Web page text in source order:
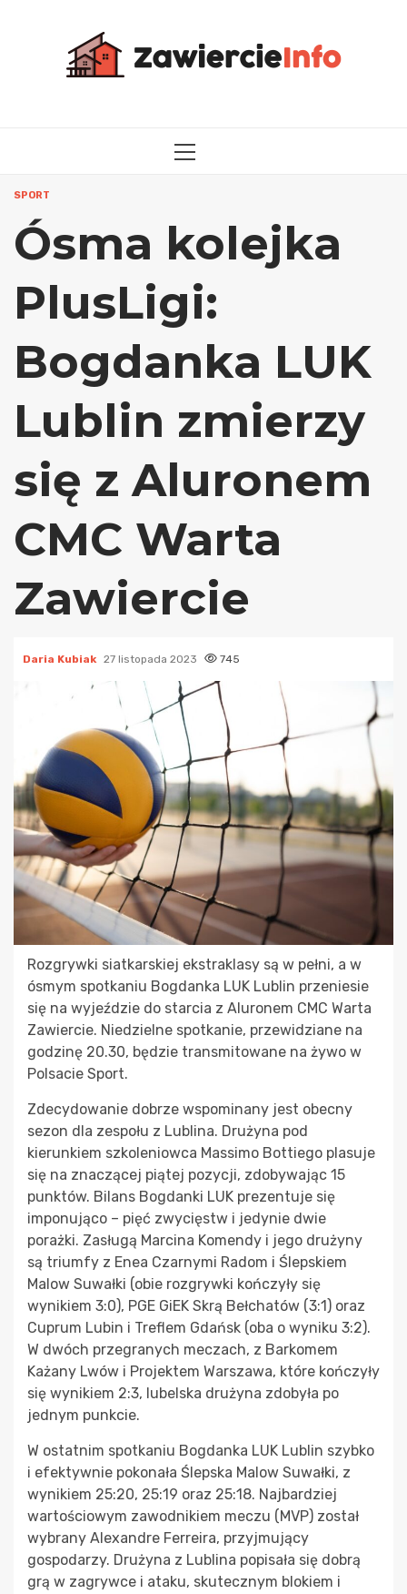
MENU
SPORT
Ósma kolejka
PlusLigi:
Bogdanka LUK
Lublin zmierzy
się z Aluronem
CMC Warta
Zawiercie
Daria Kubiak 27 listopada 2023 745
Rozgrywki siatkarskiej ekstraklasy są w pełni, a w
ósmym spotkaniu Bogdanka LUK Lublin przeniesie
się na wyjeździe do starcia z Aluronem CMC Warta
Zawiercie. Niedzielne spotkanie, przewidziane na
godzinę 20.30, będzie transmitowane na żywo w
Polsacie Sport.
Zdecydowanie dobrze wspominany jest obecny
sezon dla zespołu z Lublina. Drużyna pod
kierunkiem szkoleniowca Massimo Bottiego plasuje
się na znaczącej piątej pozycji, zdobywając 15
punktów. Bilans Bogdanki LUK prezentuje się
imponująco – pięć zwycięstw i jedynie dwie
porażki. Zasługą Marcina Komendy i jego drużyny
są triumfy z Enea Czarnymi Radom i Ślepskiem
Malow Suwałki (obie rozgrywki kończyły się
wynikiem 3:0), PGE GiEK Skrą Bełchatów (3:1) oraz
Cuprum Lubin i Treflem Gdańsk (oba o wyniku 3:2).
W dwóch przegranych meczach, z Barkomem
Każany Lwów i Projektem Warszawa, które kończyły
się wynikiem 2:3, lubelska drużyna zdobyła po
jednym punkcie.
W ostatnim spotkaniu Bogdanka LUK Lublin szybko
i efektywnie pokonała Ślepska Malow Suwałki, z
wynikiem 25:20, 25:19 oraz 25:18. Najbardziej
wartościowym zawodnikiem meczu (MVP) został
wybrany Alexandre Ferreira, przyjmujący
gospodarzy. Drużyna z Lublina popisała się dobrą
grą w zagrywce i ataku, skutecznym blokiem i